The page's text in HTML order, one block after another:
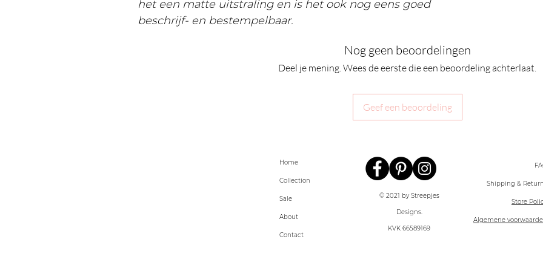
het een matte uitstraling en is het ook nog eens goed
beschrijf- en bestempelbaar.
Nog geen beoordelingen
Deel je mening. Wees de eerste die een beoordeling achterlaat.
Geef een beoordeling
Home
Collection
Sale
About
Contact
© 2021 by Streepjes
Designs.
KVK 66589169
Shipping &
Store
Algemene